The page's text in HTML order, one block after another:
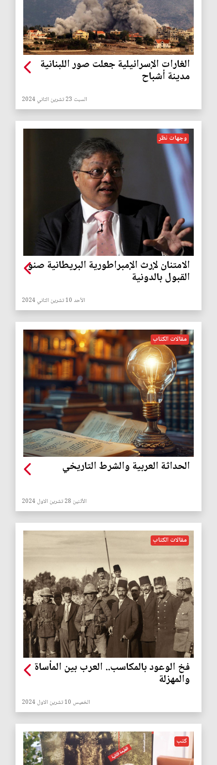
الغارات الإسرائيلية جعلت صور اللبنانية
مدينة أشباح
السبت 23 تشرين الثاني 2024
وجهات نظر
الامتنان لإرث الإمبراطورية البريطانية صنو
القبول بالدونية
الأحد 10 تشرين الثاني 2024
مقالات الكتاب
الحداثة العربية والشرط التاريخي
الأثنين 28 تشرين الاول 2024
مقالات الكتاب
فخ الوعود بالمكاسب.. العرب بين المأساة
والمهزلة
الخميس 10 تشرين الاول 2024
كتب